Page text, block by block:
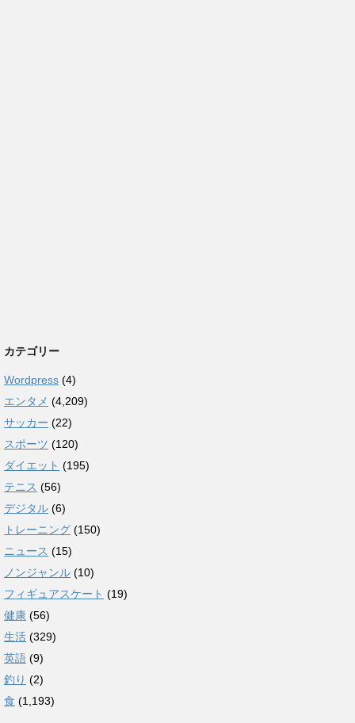
カテゴリー
Wordpress (4)
エンタメ (4,209)
サッカー (22)
スポーツ (120)
ダイエット (195)
テニス (56)
デジタル (6)
トレーニング (150)
ニュース (15)
ノンジャンル (10)
フィギュアスケート (19)
健康 (56)
生活 (329)
英語 (9)
釣り (2)
食 (1,193)